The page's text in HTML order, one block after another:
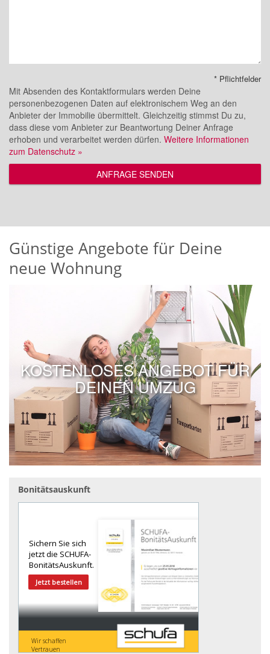
* Pflichtfelder
Mit Absenden des Kontaktformulars werden Deine
personenbezogenen Daten auf elektronischem Weg an den
Anbieter der Immobilie übermittelt. Gleichzeitig stimmst Du zu,
dass diese vom Anbieter zur Beantwortung Deiner Anfrage
erhoben und verarbeitet werden dürfen. Weitere Informationen
zum Datenschutz »
ANFRAGE SENDEN
Günstige Angebote für Deine
neue Wohnung
KOSTENLOSES ANGEBOT FÜR
DEINEN UMZUG
Bonitätsauskunft